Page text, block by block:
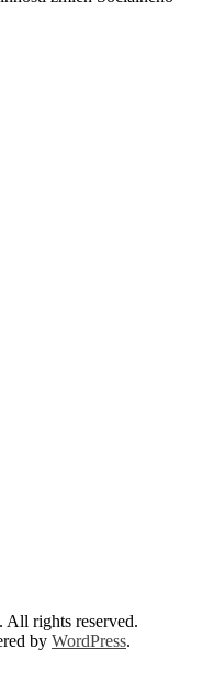
. All rights reserved.
by WordPress.